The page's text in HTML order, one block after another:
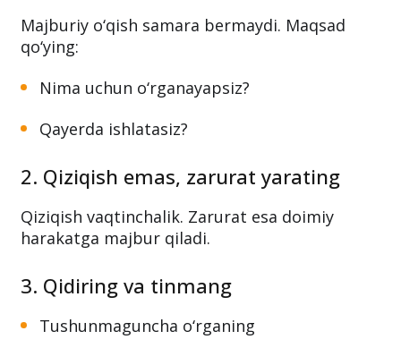
Majburiy o‘qish samara bermaydi. Maqsad
qo‘ying:
Nima uchun o‘rganayapsiz?
Qayerda ishlatasiz?
2. Qiziqish emas, zarurat yarating
Qiziqish vaqtinchalik. Zarurat esa doimiy
harakatga majbur qiladi.
3. Qidiring va tinmang
Tushunmaguncha o‘rganing